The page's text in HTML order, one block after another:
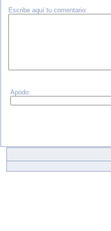
Escribe aquí tu comentario:
Apodo: